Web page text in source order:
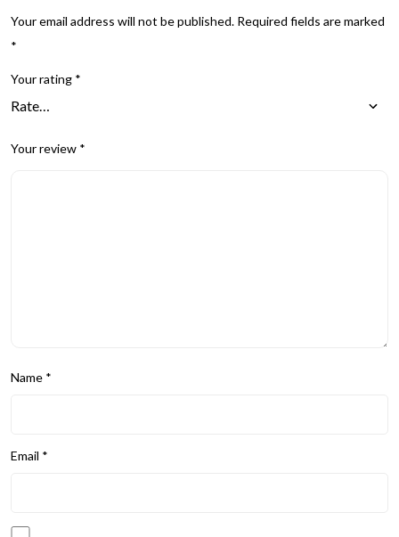
Your email address will not be published. Required fields are marked
*
Your rating *
Your review *
Name *
Email *